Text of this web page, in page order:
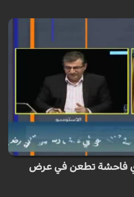
فاحشة تطعن في عرض